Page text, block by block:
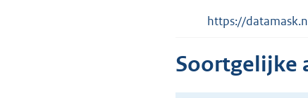
https://
Soortgelijke